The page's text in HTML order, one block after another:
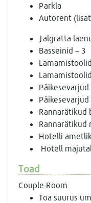
Parkla
Autorent
Jalgratta
Basseinid – 3
Päikesevarjud
Rannarätikud
Rannarätikud
Hotelli
Hotell
Toad
Couple Room
Toa suurus